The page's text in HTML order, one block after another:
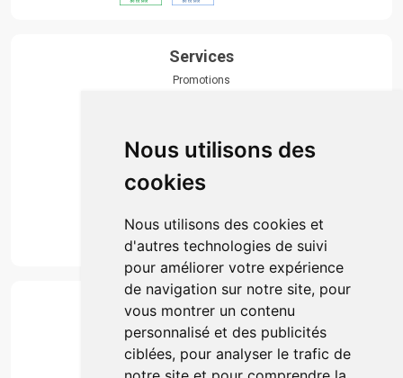
Nous utilisons des
cookies
Nous utilisons des cookies et
d'autres technologies de suivi
pour améliorer votre expérience
de navigation sur notre site, pour
vous montrer un contenu
personnalisé et des publicités
ciblées, pour analyser le trafic de
Services
Promotions
Actualités & conseils
Événements
Marques
Suivez-nous
Paiement
Simple, rapide et 100% sécurisé